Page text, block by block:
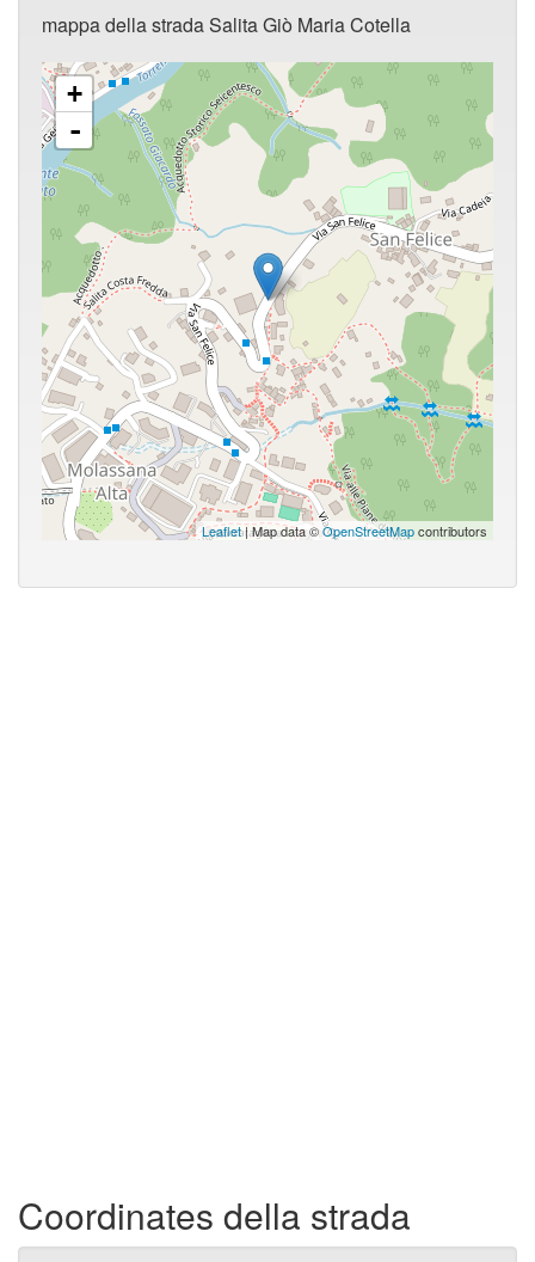
mappa della strada Salita Giò Maria Cotella
+
-
Leaflet| Map data ©OpenStreetMapcontributors
Coordinates della strada